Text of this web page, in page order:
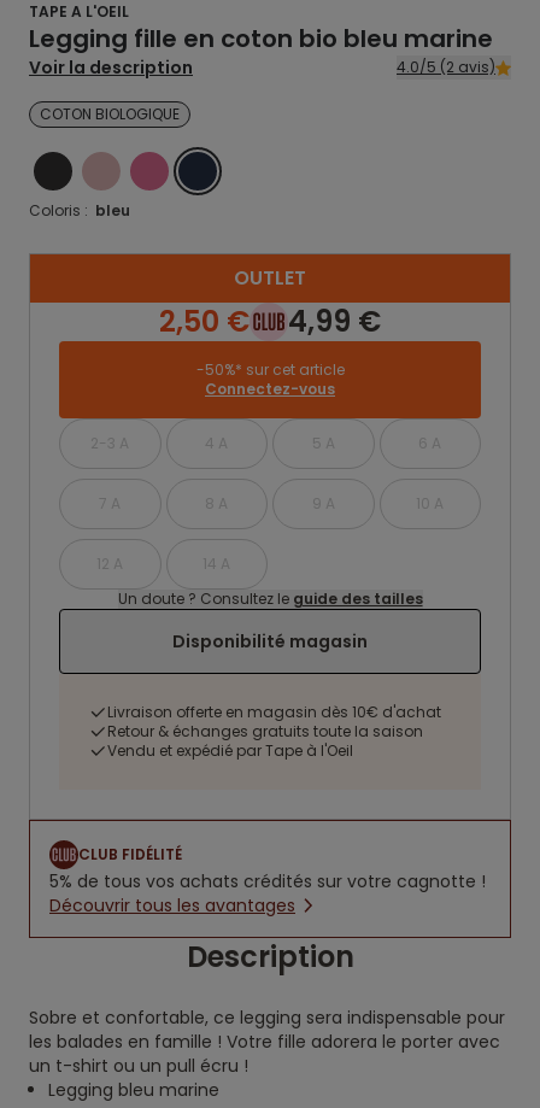
TAPE A L'OEIL
Legging fille en coton bio bleu marine
Voir la description 4.0/5 (2 avis)
COTON BIOLOGIQUE
NOIR ROSE ROSEBLEU
Coloris : bleu
OUTLET
2,50 € 4,99 €
-50%* sur cet article
Connectez-vous
2-3 A 4 A 5 A 6 A
7 A 8 A 9 A 10 A
12 A
14 A
Un doute ? Consultez le guide des tailles
Disponibilité magasin
Livraison offerte en magasin dès 10€ d'achat
Retour & échanges gratuits toute la saison
Vendu et expédié par Tape à l'Oeil
CLUB FIDÉLITÉ
5% de tous vos achats crédités sur votre cagnotte !
Découvrir tous les avantages
Description
Sobre et confortable, ce legging sera indispensable pour
les balades en famille ! Votre fille adorera le porter avec
un t-shirt ou un pull écru !
Legging bleu marine